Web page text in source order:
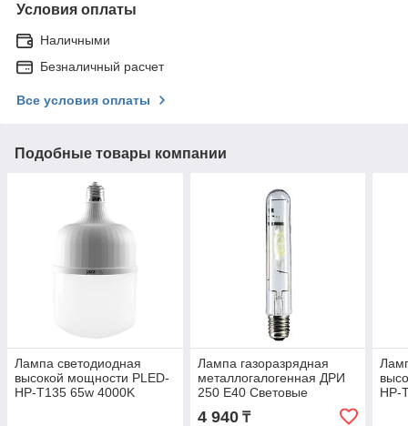
Условия оплаты
Наличными
Безналичный расчет
Все условия оплаты
Подобные товары компании
Лампа светодиодная
высокой мощности PLED-
HP-T135 65w 4000K
Лампа газоразрядная
металлогалогенная ДРИ
250 E40 Световые
Решения
4 940₸
HP-